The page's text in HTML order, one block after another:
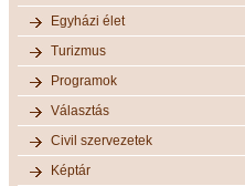
Egyházi élet
Turizmus
Programok
Választás
Civil szervezetek
Képtár